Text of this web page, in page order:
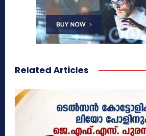
Related Articles